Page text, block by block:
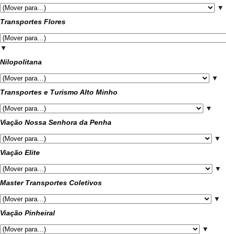
▼
Transportes Flores
▼
Nilopolitana
▼
Transportes e Turismo Alto Minho
▼
Viação Nossa Senhora da Penha
▼
Viação Elite
▼
Master Transportes Coletivos
▼
Viação Pinheiral
▼